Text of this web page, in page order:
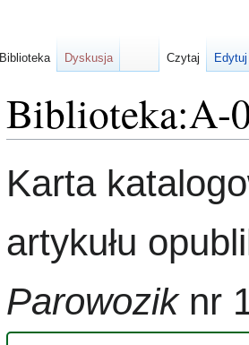
Biblioteka:A-
do
do
Karta
artykułu
Parowoziknr
Biblioteka Dyskusja Czytaj